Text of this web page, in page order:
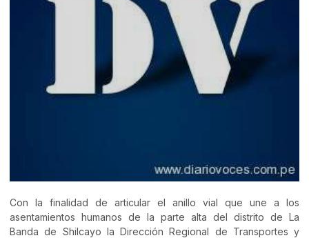
Con la finalidad de articular el anillo vial que une a los
asentamientos humanos de la parte alta del distrito de La
Banda de Shilcayo la Dirección Regional de Transportes y